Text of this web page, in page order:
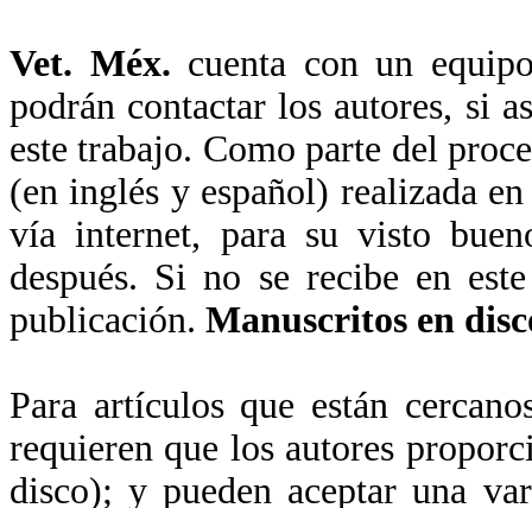
Vet. Méx. cuenta con un
podrán contactar los autores, si
este trabajo. Como parte del
(en inglés y español) realizada
vía internet, para su visto
después. Si no se recibe en
publicación. Manuscritos en
Para artículos que están
requieren que los autores
disco); y pueden aceptar una